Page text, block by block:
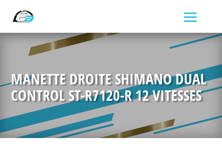
MANETTE DROITE SHIMANO DUAL
CONTROL ST-R7120-R 12 VITESSES